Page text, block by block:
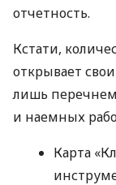
отчетность.
Кстати,
открывает
лишь
и наемных
Карта